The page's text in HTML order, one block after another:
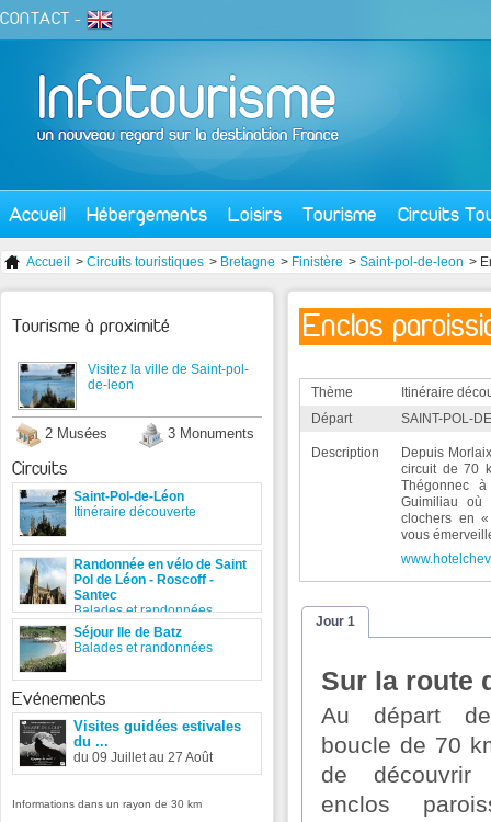
CONTACT -
Accueil Hébergements Loisirs Tourisme Circuits
Accueil > Circuits touristiques > Bretagne > Finistère > Saint-pol-de-leon >
Enclos
Thème
Itinéraire
Départ
SAINT-POL-
Description
Depuis
circuit de 70
Thégonnec
Guimiliau où
clochers en
vous
Jour 1
Sur la route
Au départ
boucle de 70
de découvrir
enclos
Tourisme à proximité
Visitez la ville de Saint-pol-
de-leon
2 Musées 3 Monuments
Circuits
Saint-Pol-de-Léon
Itinéraire découverte
Randonnée en vélo de Saint
Pol de Léon - Roscoff -
Santec
Balades et randonnées
Séjour Ile de Batz
Balades et randonnées
Evénements
Visites guidées estivales
du ...
du 09 Juillet au 27 Août
Informations dans un rayon de 30 km